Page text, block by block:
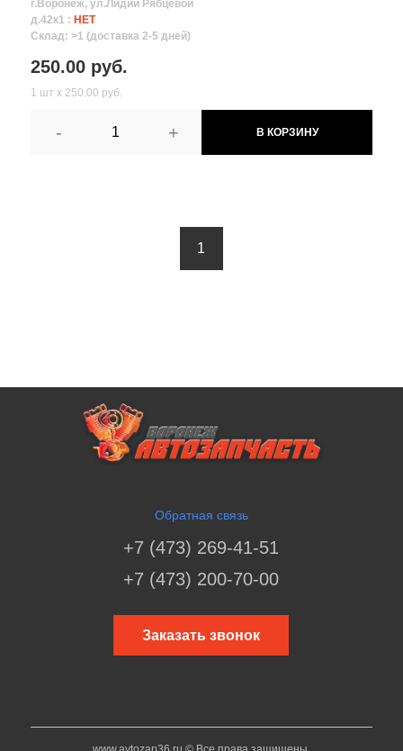
г.Воронеж, ул.Лидии Рябцевой
д.42к1 : НЕТ
Склад: >1 (доставка 2-5 дней)
250.00 руб.
1 шт х 250.00 руб.
- + В КОРЗИНУ
1
Обратная связь
+7 (473) 269-41-51
+7 (473) 200-70-00
Заказать звонок